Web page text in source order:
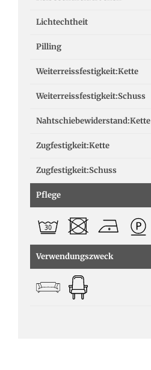
Lichtechtheit
Pilling
Weiterreissfestigkeit:Kette
Weiterreissfestigkeit:Schuss
Nahtschiebewiderstand:Kette
Zugfestigkeit:Kette
Zugfestigkeit:Schuss
Pflege
Verwendungszweck